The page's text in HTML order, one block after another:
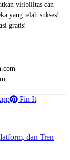
visibilitas dan
yang telah sukses!
gratis!
Pin It